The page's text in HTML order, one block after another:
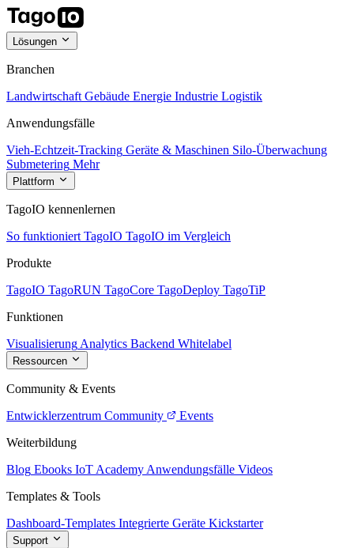
Lösungen
Branchen
Landwirtschaft Gebäude Energie Industrie Logistik
Anwendungsfälle
Vieh-Echtzeit-Tracking Geräte & Maschinen Silo-Überwachung
Submetering Mehr
Plattform
TagoIO kennenlernen
So funktioniert TagoIO TagoIO im Vergleich
Produkte
TagoIO TagoRUN TagoCore TagoDeploy TagoTiP
Funktionen
Visualisierung Analytics Backend Whitelabel
Ressourcen
Community & Events
Entwicklerzentrum Community
Events
Weiterbildung
Blog Ebooks IoT Academy Anwendungsfälle Videos
Templates & Tools
Dashboard-Templates Integrierte Geräte Kickstarter
Support